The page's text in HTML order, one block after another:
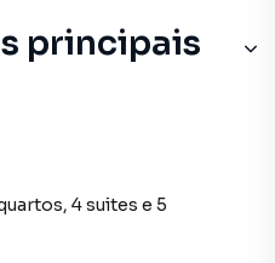
principais
4 suites e 5